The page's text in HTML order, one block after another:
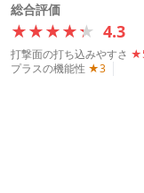
総合評価
★★★★★
★★★★★ 4.3
打撃面の打ち込みやすさ
プラスの機能性 ★3